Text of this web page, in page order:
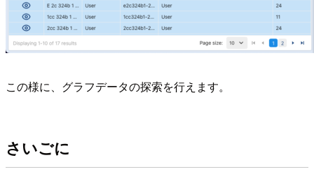
この様に、グラフデータの探索を行えます。
さいごに